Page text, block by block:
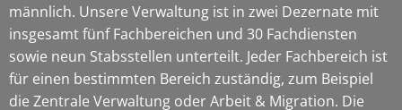
männlich. Unsere Verwaltung ist in zwei Dezernate mit
insgesamt fünf Fachbereichen und 30 Fachdiensten
sowie neun Stabsstellen unterteilt. Jeder Fachbereich ist
für einen bestimmten Bereich zuständig, zum Beispiel
die Zentrale Verwaltung oder Arbeit & Migration. Die